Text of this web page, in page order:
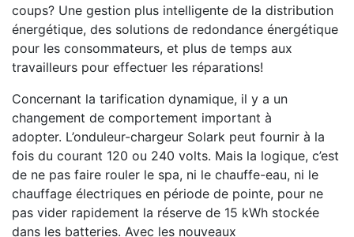
coups? Une gestion plus intelligente de la distribution
énergétique, des solutions de redondance énergétique
pour les consommateurs, et plus de temps aux
travailleurs pour effectuer les réparations!
Concernant la tarification dynamique, il y a un
changement de comportement important à
adopter. L’onduleur-chargeur Solark peut fournir à la
fois du courant 120 ou 240 volts. Mais la logique, c’est
de ne pas faire rouler le spa, ni le chauffe-eau, ni le
chauffage électriques en période de pointe, pour ne
pas vider rapidement la réserve de 15 kWh stockée
dans les batteries. Avec les nouveaux